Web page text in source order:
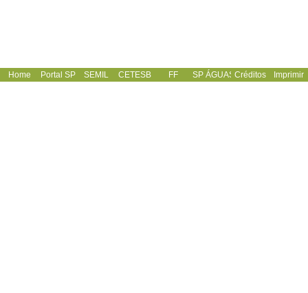
Home Portal SP SEMIL CETESB FF SP ÁGUAS Créditos Imprimir